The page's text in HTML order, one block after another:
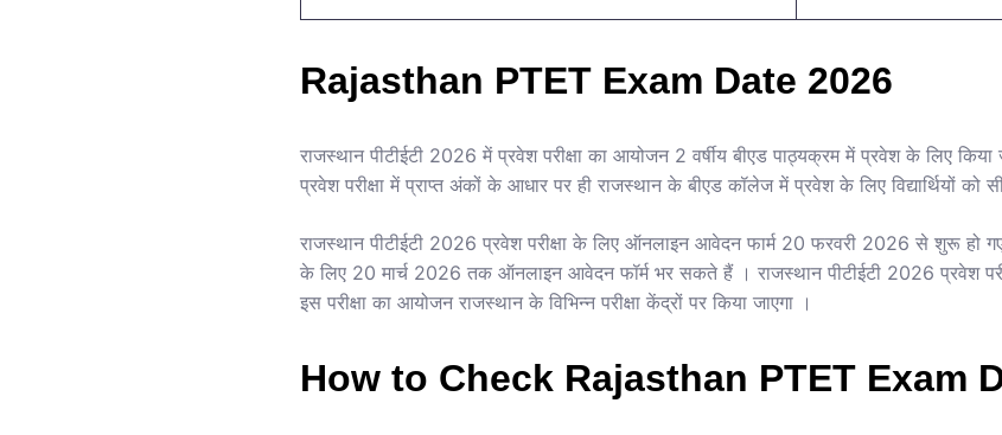
Rajasthan PTET Exam Date 2026
राजस्थान पीटीईटी 2026 में प्रवेश परीक्षा का आयोजन 2 वर्षीय बीएड पाठ्यक्रम में प्रवेश के लिए
प्रवेश परीक्षा में प्राप्त अंकों के आधार पर ही राजस्थान के बीएड कॉलेज में प्रवेश के लिए विद्यार्थियों को
राजस्थान पीटीईटी 2026 प्रवेश परीक्षा के लिए ऑनलाइन आवेदन फार्म 20 फरवरी 2026 से शुरू हो
के लिए 20 मार्च 2026 तक ऑनलाइन आवेदन फॉर्म भर सकते हैं । राजस्थान पीटीईटी 2026 प्रवेश
इस परीक्षा का आयोजन राजस्थान के विभिन्न परीक्षा केंद्रों पर किया जाएगा ।
How to Check Rajasthan PTET Exam